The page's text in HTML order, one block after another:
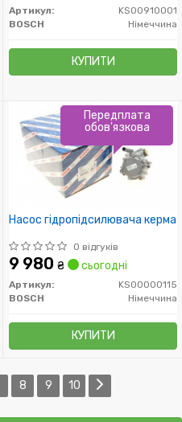
Артикул:
KS00910001
BOSCH
Німеччина
КУПИТИ
Насос гідропідсилювача керма
0 відгуків
9 980 ₴ сьогодні
Артикул:
KS00000115
BOSCH
Німеччина
КУПИТИ
Передплата
обов'язкова
8 9 10